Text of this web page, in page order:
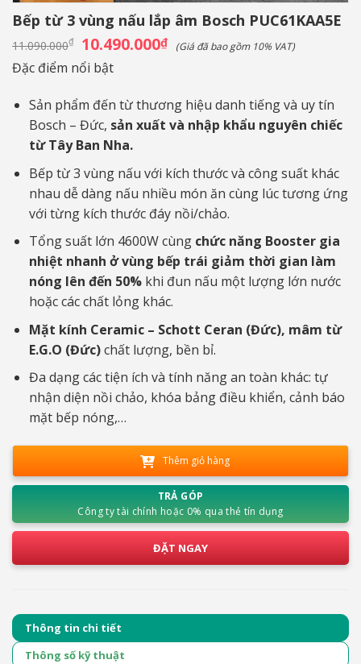
Bếp từ 3 vùng nấu lắp âm Bosch PUC61KAA5E
11.090.000₫ Giá
gốc
là:
11.090.000₫.
10.490.000₫Giá
hiện
(Giá đã bao gồm 10% VAT)
Đặc điểm nổi bật
Sản phẩm đến từ thương hiệu danh tiếng và uy tín
Bosch – Đức, sản xuất và nhập khẩu nguyên chiếc
từ Tây Ban Nha.
Bếp từ 3 vùng nấu với kích thước và công suất khác
nhau dễ dàng nấu nhiều món ăn cùng lúc tương ứng
với từng kích thước đáy nồi/chảo.
Tổng suất lớn 4600W cùng chức năng Booster gia
nhiệt nhanh ở vùng bếp trái giảm thời gian làm
nóng lên đến 50% khi đun nấu một lượng lớn nước
hoặc các chất lỏng khác.
Mặt kính Ceramic – Schott Ceran (Đức), mâm từ
E.G.O (Đức)chất lượng, bền bỉ.
Đa dạng các tiện ích và tính năng an toàn khác: tự
nhận diện nồi chảo, khóa bảng điều khiển, cảnh báo
mặt bếp nóng,…
Thêm giỏ hàng
TRẢ GÓP
Công ty tài chính hoặc 0% qua thẻ tín dụng
ĐẶT NGAY
Thông tin chi tiết
Thông số kỹ thuật